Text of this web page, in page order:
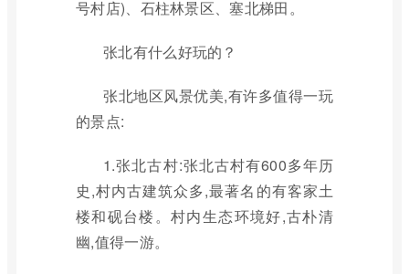
号村店)、石柱林景区、塞北梯田。
张北有什么好玩的？
张北地区风景优美,有许多值得一玩
的景点:
1.张北古村:张北古村有600多年历
史,村内古建筑众多,最著名的有客家土
楼和砚台楼。村内生态环境好,古朴清
幽,值得一游。